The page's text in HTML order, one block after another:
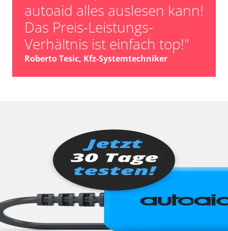
autoaid alles auslesen kann!
Das Preis-Leistungs-
Verhältnis ist einfach top!"
Roberto Tesic, Kfz-Systemtechniker